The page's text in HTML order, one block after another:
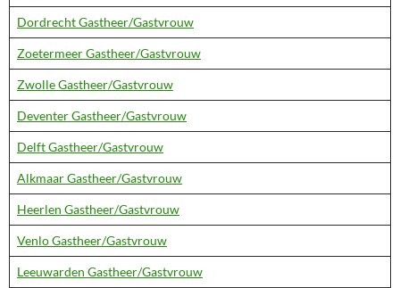
Dordrecht Gastheer/Gastvrouw
Zoetermeer Gastheer/Gastvrouw
Zwolle Gastheer/Gastvrouw
Deventer Gastheer/Gastvrouw
Delft Gastheer/Gastvrouw
Alkmaar Gastheer/Gastvrouw
Heerlen Gastheer/Gastvrouw
Venlo Gastheer/Gastvrouw
Leeuwarden Gastheer/Gastvrouw